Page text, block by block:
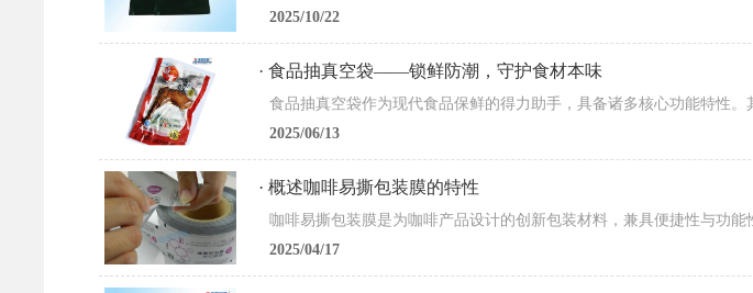
2025/10/22
· 食品抽真空袋——锁鲜防潮，守护食材本味
2025/06/13
· 概述咖啡易撕包装膜的特性
2025/04/17